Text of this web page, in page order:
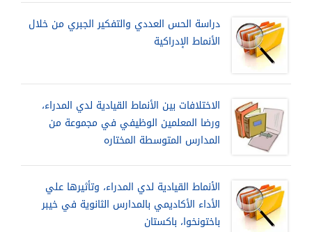
دراسة الحس العددي والتفكير الجبري من خلال
الأنماط الإدراكية
الاختلافات بين الأنماط القيادية لدي المدراء،
ورضا المعلمين الوظيفي في مجموعة من
المدارس المتوسطة المختاره
الأنماط القيادية لدي المدراء، وتأثيرها علي
الأداء الأكاديمي بالمدارس الثانوية في خيبر
باختونخوا، باكستان